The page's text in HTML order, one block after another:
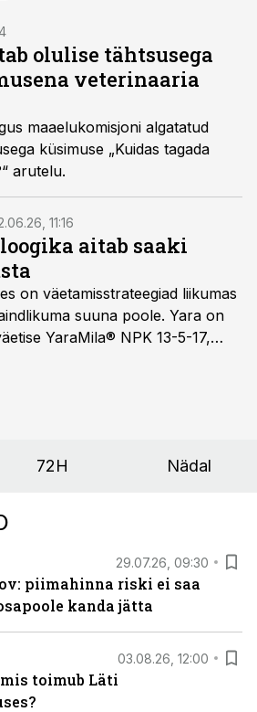
olulise tähtsusega
veterinaaria
maaelukomisjoni algatatud
küsimuse „Kuidas tagada
arutelu.
11:16
aitab saaki
on väetamisstrateegiad liikumas
suuna poole. Yara on
YaraMila® NPK 13-5-17,
72H Nädal
29.07.26, 09:30
piimahinna riski ei saa
kanda jätta
03.08.26, 12:00
toimub Läti